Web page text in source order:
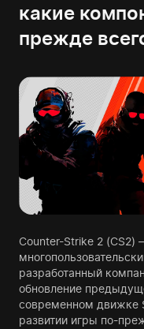
какие
прежде
Counter-Strike 2 (CS2)
разработанный
обновление
современном движке
развитии игры по-